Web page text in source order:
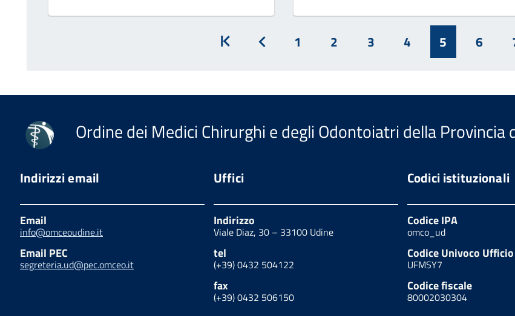
1 2 3 4 5 6
Ordine dei Medici Chirurghi e degli Odontoiatri della Provincia
Indirizzi email
Email
info@omceoudine.it
Email PEC
segreteria.ud@pec.omceo.it
Uffici
Indirizzo
Viale Diaz, 30 – 33100 Udine
tel
(+39) 0432 504122
fax
(+39) 0432 506150
Codici istituzionali
Codice IPA
omco_ud
Codice Univoco Ufficio
UFMSY7
Codice fiscale
80002030304